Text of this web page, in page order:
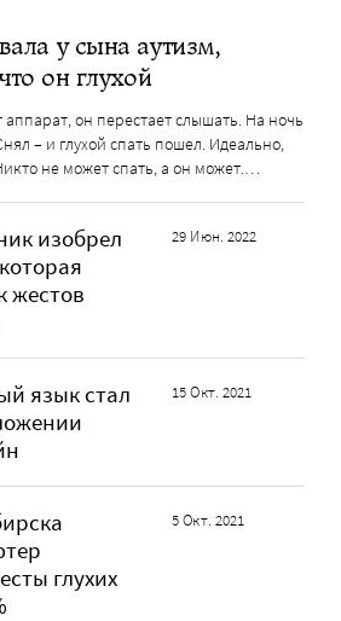
у сына аутизм,
он глухой
он перестает слышать. На ночь
– и глухой спать пошел. Идеально,
не может спать, а он может.…
изобрел
жестов
29 Июн. 2022
язык стал
15 Окт. 2021
глухих
5 Окт. 2021